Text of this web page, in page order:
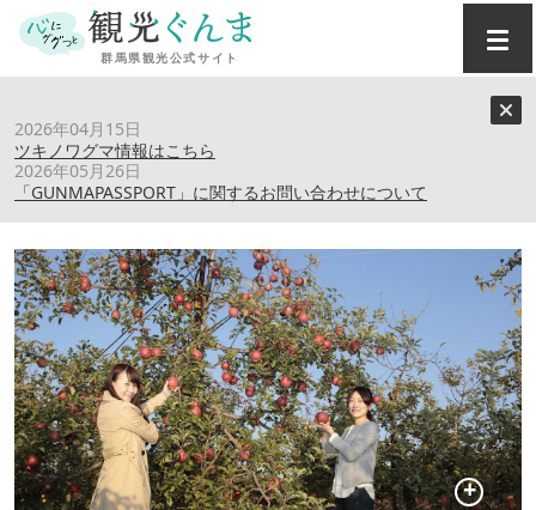
2026年04月15日
ツキノワグマ情報はこちら
2026年05月26日
「GUNMAPASSPORT」に関するお問い合わせについて
子持りんご組合